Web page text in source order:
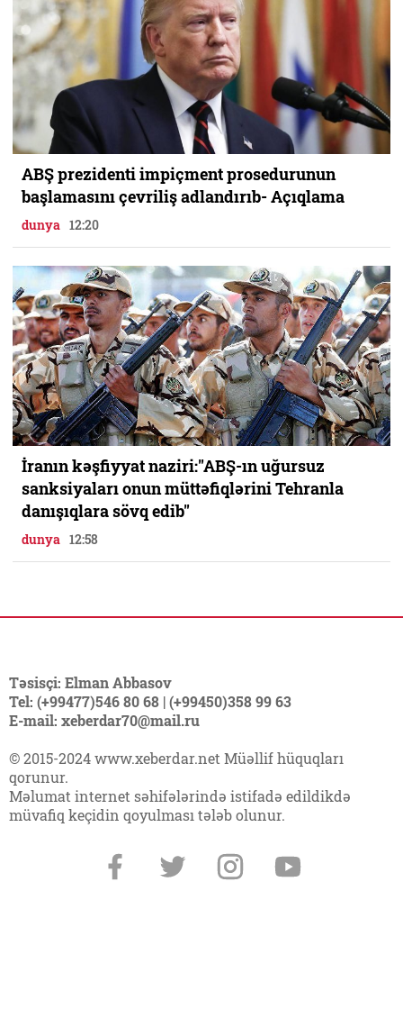
ABŞ prezidenti impiçment prosedurunun
başlamasını çevriliş adlandırıb- Açıqlama
dunya 12:20
İranın kəşfiyyat naziri:"ABŞ-ın uğursuz
sanksiyaları onun müttəfiqlərini Tehranla
danışıqlara sövq edib"
dunya 12:58
Təsisçi: Elman Abbasov
Tel: (+99477)546 80 68 | (+99450)358 99 63
E-mail: xeberdar70@mail.ru
© 2015-2024 www.xeberdar.net Müəllif hüquqları
qorunur.
Məlumat internet səhifələrində istifadə edildikdə
müvafiq keçidin qoyulması tələb olunur.